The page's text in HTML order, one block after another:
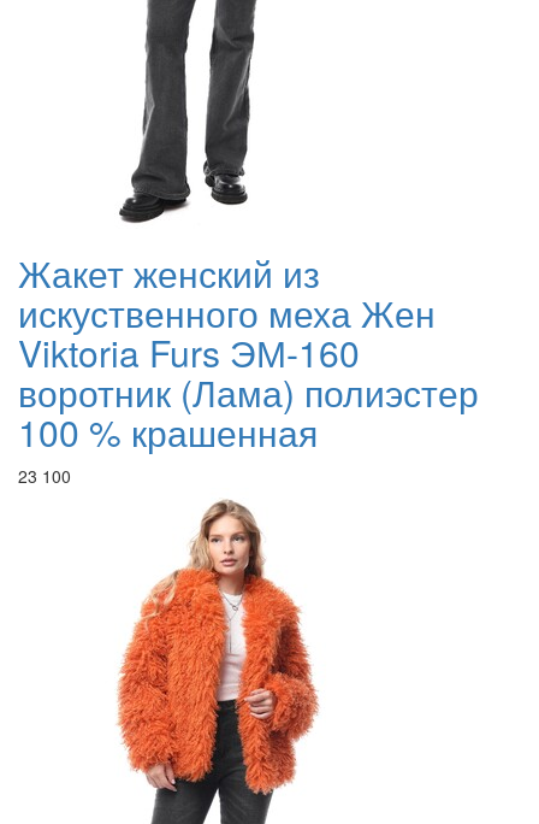
Жакет женский из
искуственного меха Жен
Viktoria Furs ЭМ-160
воротник (Лама) полиэстер
100 % крашенная
23 100